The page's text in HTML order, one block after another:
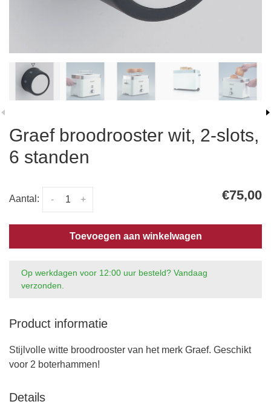
Graef broodrooster wit, 2-slots,
6 standen
Aantal: +
- €75,00
Toevoegen aan winkelwagen
Op werkdagen voor 12:00 uur besteld? Vandaag
verzonden.
Product informatie
Stijlvolle witte broodrooster van het merk Graef. Geschikt
voor 2 boterhammen!
Details